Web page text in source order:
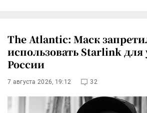
The Atlantic: Маск
использовать Starlink для
России
7 августа 2026, 19:12 32